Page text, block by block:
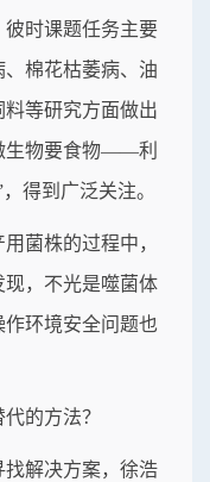
时课题任务主要
棉花枯萎病、油
等研究方面做出
生物要食物——利
得到广泛关注。
菌株的过程中，
，不光是噬菌体
环境安全问题也
的方法？
解决方案，徐浩